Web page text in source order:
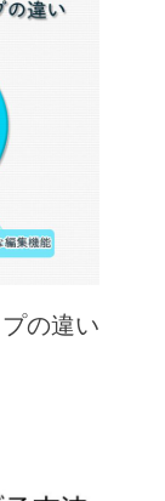
の違い